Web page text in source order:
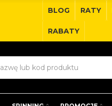
BLOG RATY
RABATY